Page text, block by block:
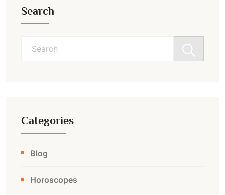
Search
Categories
Blog
Horoscopes